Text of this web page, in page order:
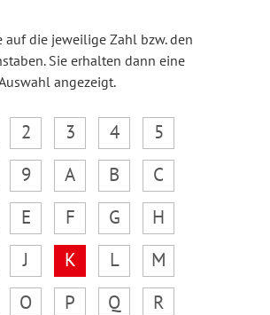
auf die jeweilige Zahl bzw. den
Sie erhalten dann eine
angezeigt.
2 3 4
5
9 A B
C
E F G
H
J K L
M
O P Q
R